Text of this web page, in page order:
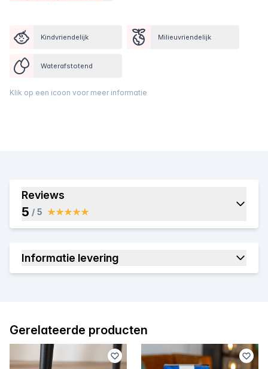
Kindvriendelijk Milieuvriendelijk
Waterafstotend
Klik op een icoon voor meer informatie
Reviews
5 / 5
Informatie levering
Gerelateerde producten